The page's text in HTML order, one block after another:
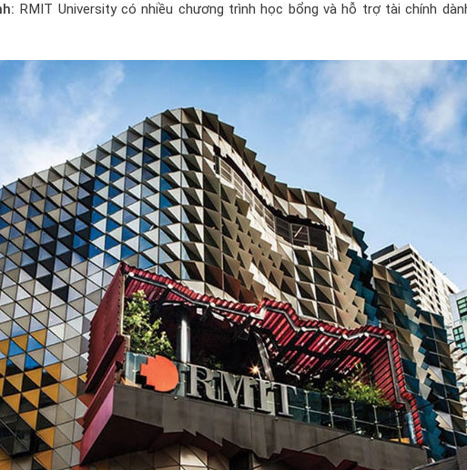
RMIT University có nhiều chương trình học bổng và hỗ trợ tài chính